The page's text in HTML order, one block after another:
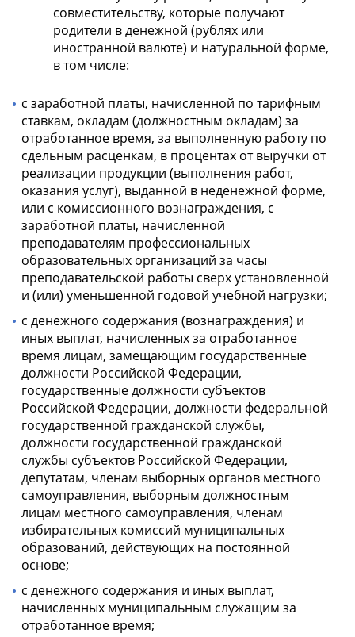
совместительству, которые получают
родители в денежной (рублях или
иностранной валюте) и натуральной форме,
в том числе:
с заработной платы, начисленной по тарифным
ставкам, окладам (должностным окладам) за
отработанное время, за выполненную работу по
сдельным расценкам, в процентах от выручки от
реализации продукции (выполнения работ,
оказания услуг), выданной в неденежной форме,
или с комиссионного вознаграждения, с
заработной платы, начисленной
преподавателям профессиональных
образовательных организаций за часы
преподавательской работы сверх установленной
и (или) уменьшенной годовой учебной нагрузки;
с денежного содержания (вознаграждения) и
иных выплат, начисленных за отработанное
время лицам, замещающим государственные
должности Российской Федерации,
государственные должности субъектов
Российской Федерации, должности федеральной
государственной гражданской службы,
должности государственной гражданской
службы субъектов Российской Федерации,
депутатам, членам выборных органов местного
самоуправления, выборным должностным
лицам местного самоуправления, членам
избирательных комиссий муниципальных
образований, действующих на постоянной
основе;
с денежного содержания и иных выплат,
начисленных муниципальным служащим за
отработанное время;